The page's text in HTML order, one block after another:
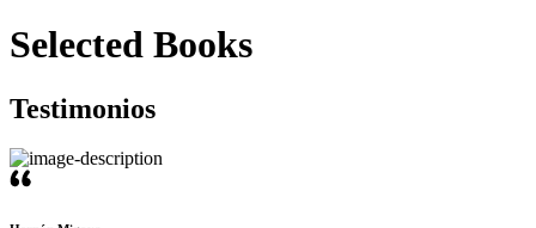
Selected Books
Testimonios